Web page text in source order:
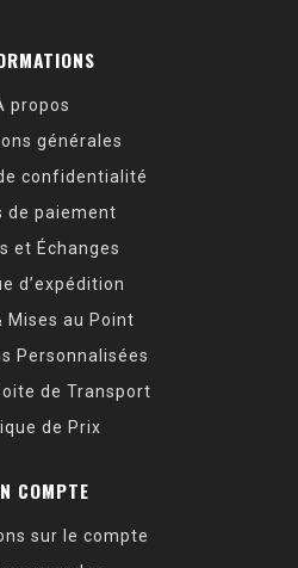
propos
générales
confidentialité
de paiement
et Échanges
d’expédition
Mises au Point
Personnalisées
de Transport
de Prix
COMPTE
sur le compte